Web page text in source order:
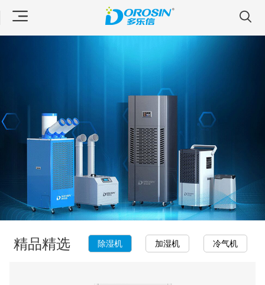
精品精选 除湿机 加湿机 冷气机